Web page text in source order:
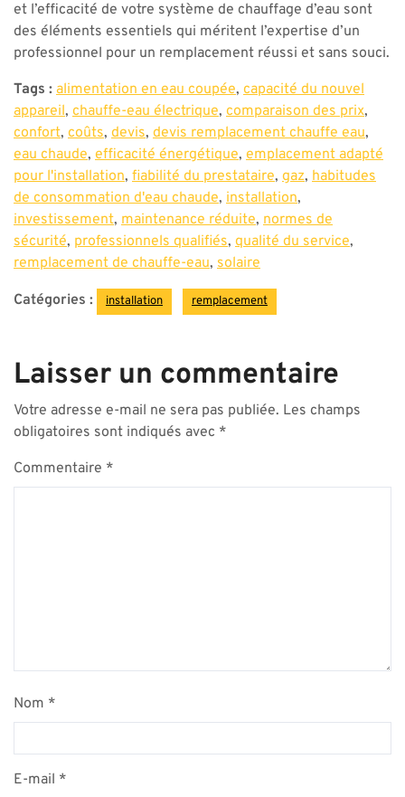
et l’efficacité de votre système de chauffage d’eau sont
des éléments essentiels qui méritent l’expertise d’un
professionnel pour un remplacement réussi et sans souci.
Tags : alimentation en eau coupée, capacité du nouvel
appareil, chauffe-eau électrique, comparaison des prix,
confort, coûts, devis, devis remplacement chauffe eau,
eau chaude, efficacité énergétique, emplacement adapté
pour l'installation, fiabilité du prestataire, gaz, habitudes
de consommation d'eau chaude, installation,
investissement, maintenance réduite, normes de
sécurité, professionnels qualifiés, qualité du service,
remplacement de chauffe-eau, solaire
Catégories : installation remplacement
Laisser un commentaire
Votre adresse e-mail ne sera pas publiée. Les champs
obligatoires sont indiqués avec *
Commentaire *
Nom *
E-mail *